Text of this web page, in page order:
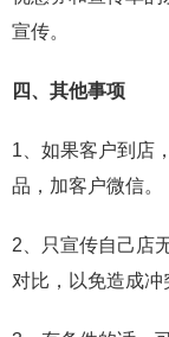
宣传。
四、其他事项
1、如果客户到店
品，加客户微信。
2、只宣传自己店
对比，以免造成冲